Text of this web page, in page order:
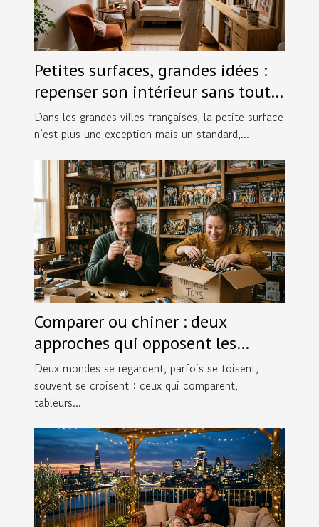
Petites surfaces, grandes idées :
repenser son intérieur sans tout
bouleverser
Dans les grandes villes françaises, la petite surface
n’est plus une exception mais un standard,...
Comparer ou chiner : deux
approches qui opposent les
passionnés de figurines
Deux mondes se regardent, parfois se toisent,
souvent se croisent : ceux qui comparent,
tableurs...